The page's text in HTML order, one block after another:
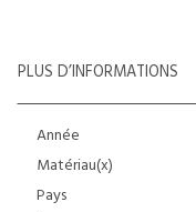
PLUS D’INFORMATIONS
Année
Matériau(x)
Pays